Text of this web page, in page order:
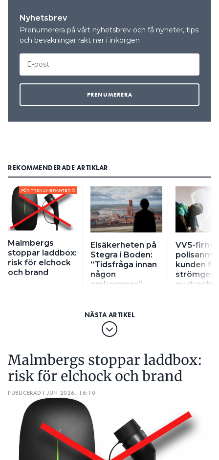
Nyhetsbrev
Prenumerera på vårt nyhetsbrev och få nyheter, tips
och bevakningar rakt ner i inkorgen
REKOMMENDERADE ARTIKLAR
FÖR PRENUMERANTER
Malmbergs
stoppar laddbox:
risk för elchock
och brand
Elsäkerheten på
Stegra i Boden:
”Tidsfråga innan
någon
omkommer”
VVS-firma
kunden
av
Malmbergs stoppar laddbox:
risk för elchock och brand
PUBLICERAD 1 JUN 2026, 16:10